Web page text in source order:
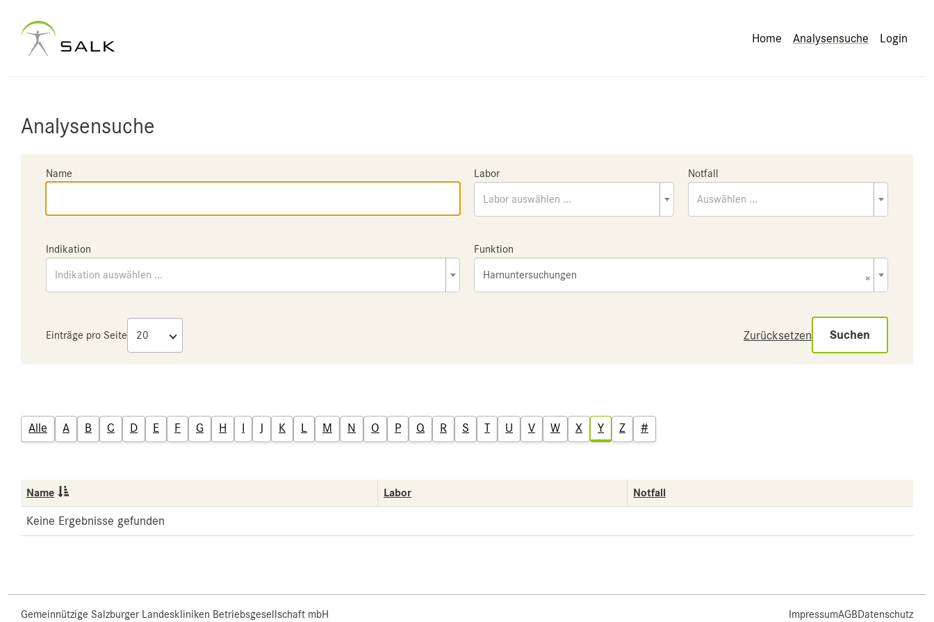
Home Analysensuche Login
Analysensuche
Name Labor
Labor auswählen ...
Notfall
Auswählen ...
Indikation
Indikation auswählen ...
Funktion
×
Harnuntersuchungen
Einträge pro Seite Zurücksetzen Suchen
Alle A B C D E F G H I J K L M N O P Q R S T U V W X Y Z #
Name Labor Notfall
Keine Ergebnisse gefunden
Gemeinnützige Salzburger Landeskliniken Betriebsgesellschaft mbH ImpressumAGBDatenschutz